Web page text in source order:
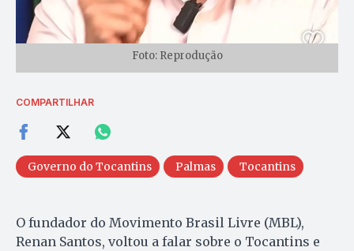
Foto: Reprodução
COMPARTILHAR
Governo do Tocantins Palmas Tocantins
O fundador do Movimento Brasil Livre (MBL),
Renan Santos, voltou a falar sobre o Tocantins e